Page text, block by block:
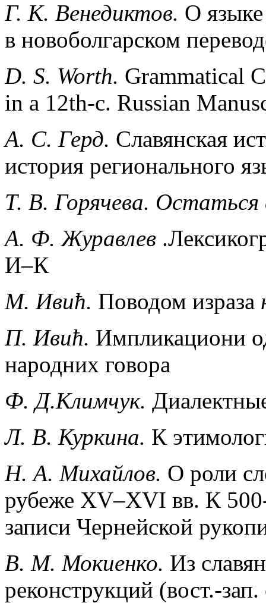
Г. К. Венедиктов. О языке
в новоболгарском
D. S. Worth. Grammatical
in a 12th-c. Russian
А. С. Герд. Славянская
история регионального
Т. В. Горячева.
А. Ф. Журавлев
И–К
М. Ивић. Поводом израза
П. Ивић. Импликациони
народних говора
Ф. Д.Климчук.
Л. В. Куркина. К
Н. А. Михайлов. О роли
рубеже XV–XVI вв. К
записи Чернейской
В. М. Мокиенко. Из
реконструкций (вост.-